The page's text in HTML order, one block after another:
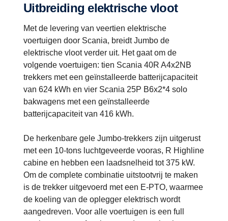
Uitbreiding elektrische vloot
Met de levering van veertien elektrische
voertuigen door Scania, breidt Jumbo de
elektrische vloot verder uit. Het gaat om de
volgende voertuigen: tien Scania 40R A4x2NB
trekkers met een geïnstalleerde batterijcapaciteit
van 624 kWh en vier Scania 25P B6x2*4 solo
bakwagens met een geïnstalleerde
batterijcapaciteit van 416 kWh.
De herkenbare gele Jumbo-trekkers zijn uitgerust
met een 10-tons luchtgeveerde vooras, R Highline
cabine en hebben een laadsnelheid tot 375 kW.
Om de complete combinatie uitstootvrij te maken
is de trekker uitgevoerd met een E-PTO, waarmee
de koeling van de oplegger elektrisch wordt
aangedreven. Voor alle voertuigen is een full